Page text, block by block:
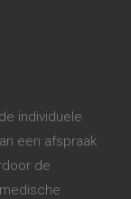
individuele
een afspraak
de